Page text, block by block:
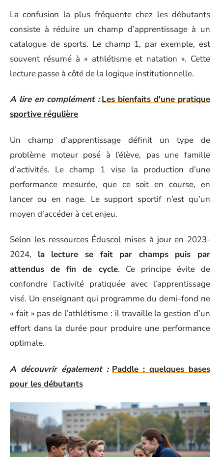
La confusion la plus fréquente chez les débutants
consiste à réduire un champ d’apprentissage à un
catalogue de sports. Le champ 1, par exemple, est
souvent résumé à « athlétisme et natation ». Cette
lecture passe à côté de la logique institutionnelle.
A lire en complément : Les bienfaits d'une pratique
sportive régulière
Un champ d’apprentissage définit un type de
problème moteur posé à l’élève, pas une famille
d’activités. Le champ 1 vise la production d’une
performance mesurée, que ce soit en course, en
lancer ou en nage. Le support sportif n’est qu’un
moyen d’accéder à cet enjeu.
Selon les ressources Éduscol mises à jour en 2023-
2024, la lecture se fait par champs puis par
attendus de fin de cycle. Ce principe évite de
confondre l’activité pratiquée avec l’apprentissage
visé. Un enseignant qui programme du demi-fond ne
« fait » pas de l’athlétisme : il travaille la gestion d’un
effort dans la durée pour produire une performance
optimale.
A découvrir également : Paddle : quelques bases
pour les débutants